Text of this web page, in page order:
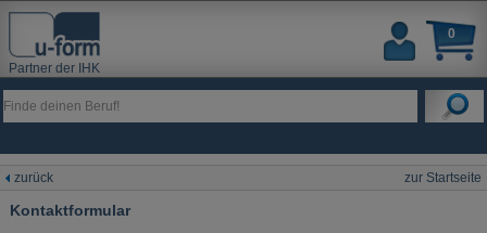
Partner der IHK
0
zurück zur Startseite
Kontaktformular